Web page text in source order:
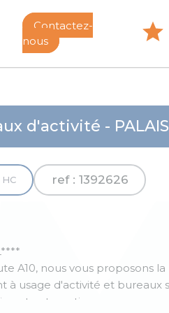
Contactez-
nous
d'activité -
ref : 1392626
A10, nous vous proposons la
usage d'activité et bureaux
automatique.